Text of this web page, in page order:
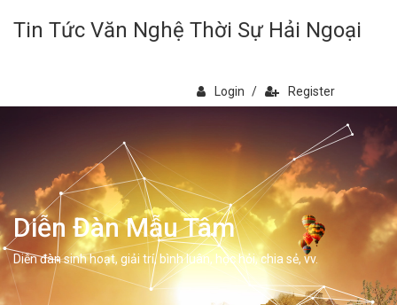
Tin Tức Văn Nghệ Thời Sự Hải Ngoại
Login / Register
Diễn Đàn Mẫu Tâm
Diễn đàn sinh hoạt, giải trí, bình luân, học hỏi, chia sẻ, vv.